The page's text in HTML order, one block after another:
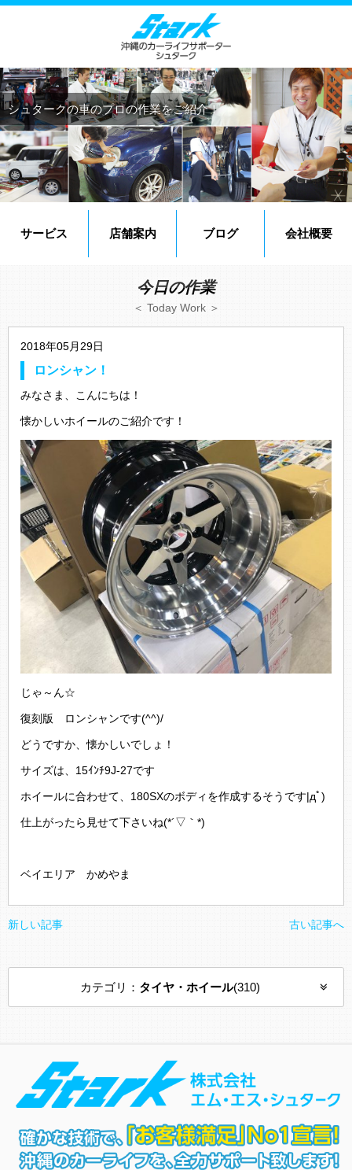
シュタークの車のプロの作業をご紹介！
サービス 店舗案内 ブログ 会社概要
今日の作業
＜ Today Work ＞
2018年05月29日
ロンシャン！
みなさま、こんにちは！
懐かしいホイールのご紹介です！
じゃ～ん☆
復刻版 ロンシャンです(^^)/
どうですか、懐かしいでしょ！
サイズは、15ｲﾝﾁ9J-27です
ホイールに合わせて、180SXのボディを作成するそうです|дﾟ)
仕上がったら見せて下さいね(*´▽｀*)
ベイエリア かめやま
古い記事へ
新しい記事
カテゴリ： タイヤ・ホイール(310)